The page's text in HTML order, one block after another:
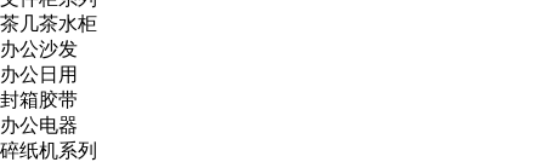
茶几茶水柜
办公沙发
办公日用
封箱胶带
办公电器
碎纸机系列